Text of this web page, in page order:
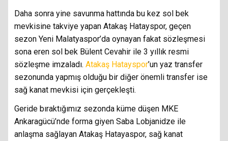
Daha sonra yine savunma hattında bu kez sol bek
mevkisine takviye yapan Atakaş Hatayspor, geçen
sezon Yeni Malatyaspor’da oynayan fakat sözleşmesi
sona eren sol bek Bülent Cevahir ile 3 yıllık resmi
sözleşme imzaladı. Atakaş Hatayspor’un yaz transfer
sezonunda yapmış olduğu bir diğer önemli transfer ise
sağ kanat mevkisi için gerçekleşti.
Geride bıraktığımız sezonda küme düşen MKE
Ankaragücü’nde forma giyen Saba Lobjanidze ile
anlaşma sağlayan Atakaş Hatayaspor, sağ kanat